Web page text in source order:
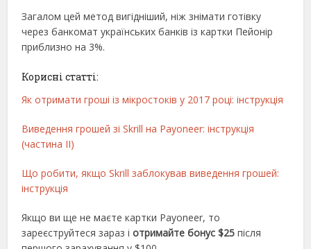
Загалом цей метод вигідніший, ніж знімати готівку
через банкомат українських банків із картки Пейонір
приблизно на 3%.
Корисні статті:
Як отримати гроші із мікростоків у 2017 році: інструкція
Виведення грошей зі Skrill на Payoneer: інструкція
(частина ІІ)
Що робити, якщо Skrill заблокував виведення грошей:
інструкція
Якщо ви ще не маєте картки Payoneer, то
зареєструйтеся зараз іотримайте бонус $25 після